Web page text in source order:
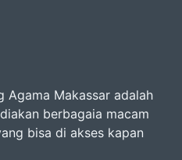
Agama Makassar adalah
berbagaia macam
bisa di akses kapan